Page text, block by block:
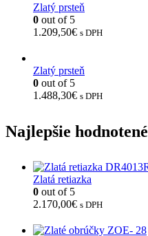
Zlatý prsteň
0 out of 5
1.209,50€ s DPH
Zlatý prsteň
0 out of 5
1.488,30€ s DPH
Najlepšie hodnotené
Zlatá retiazka
0 out of 5
2.170,00€ s DPH